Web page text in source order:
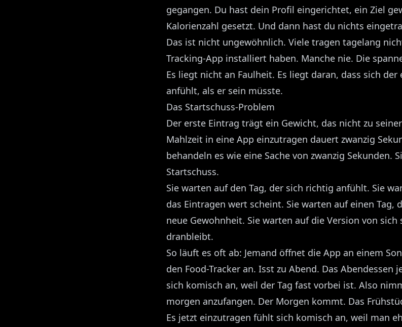
gegangen. Du hast dein Profil eingerichtet, ein Ziel
Kalorienzahl gesetzt. Und dann hast du nichts
Das ist nicht ungewöhnlich. Viele tragen tagelang
Tracking-App installiert haben. Manche nie. Die
Es liegt nicht an Faulheit. Es liegt daran, dass sich
anfühlt, als er sein müsste.
Das Startschuss-Problem
Der erste Eintrag trägt ein Gewicht, das nicht zu
Mahlzeit in eine App einzutragen dauert zwanzig
behandeln es wie eine Sache von zwanzig Sekunden.
Startschuss.
Sie warten auf den Tag, der sich richtig anfühlt. Sie
das Eintragen wert scheint. Sie warten auf einen Tag,
neue Gewohnheit. Sie warten auf die Version von
dranbleibt.
So läuft es oft ab: Jemand öffnet die App an einem
den Food-Tracker an. Isst zu Abend. Das
sich komisch an, weil der Tag fast vorbei ist. Also
morgen anzufangen. Der Morgen kommt. Das
Es jetzt einzutragen fühlt sich komisch an, weil man